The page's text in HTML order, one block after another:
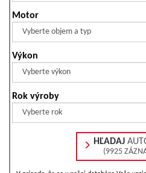
Motor
Výkon
Rok výroby
HĽADAJ
(9925